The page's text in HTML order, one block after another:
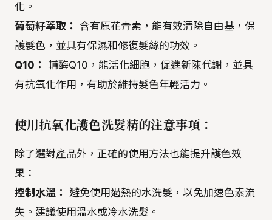
化。
葡萄籽萃取：
含有原花青素，能有效清除自由基，保
護髮色，並具有保濕和修復髮絲的功效。
Q10： 輔酶Q10，能活化細胞，促進新陳代謝，並具
有抗氧化作用，有助於維持髮色年輕活力。
使用抗氧化護色洗髮精的注意事項：
除了選對產品外，正確的使用方法也能提升護色效
果：
控制水溫：
避免使用過熱的水洗髮，以免加速色素流
失。建議使用溫水或冷水洗髮。